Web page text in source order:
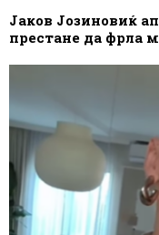
Јаков Јозиновиќ
престане да фрла